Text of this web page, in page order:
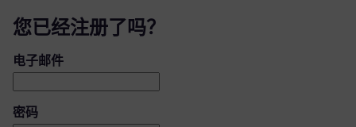
您已经注册了吗？
登录：用户和密码
电子邮件
密码